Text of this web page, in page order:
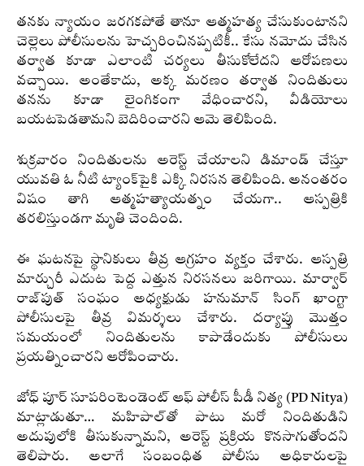
తనకు న్యాయం జరగకపోతే తానూ ఆత్మహత్య చేసుకుంటానని
చెల్లెలు పోలీసులను హెచ్చరించినప్పటికీ.. కేసు నమోదు చేసిన
తర్వాత కూడా ఎలాంటి చర్యలు తీసుకోలేదని ఆరోపణలు
వచ్చాయి. అంతేకాదు, అక్క మరణం తర్వాత నిందితులు
తనను కూడా లైంగికంగా వేధించారని, వీడియోలు
బయటపెడతామని బెదిరించారని ఆమె తెలిపింది.
శుక్రవారం నిందితులను అరెస్ట్‌ చేయాలని డిమాండ్ చేస్తూ
యువతి ఓ నీటి ట్యాంక్‌పైకి ఎక్కి నిరసన తెలిపింది. అనంతరం
విషం తాగి ఆత్మహత్యాయత్నం చేయగా.. ఆస్పత్రికి
తరలిస్తుండగా మృతి చెందింది.
ఈ ఘటనపై స్థానికులు తీవ్ర ఆగ్రహం వ్యక్తం చేశారు. ఆస్పత్రి
మార్చురీ ఎదుట పెద్ద ఎత్తున నిరసనలు జరిగాయి. మార్వార్‌
రాజ్‌పుత్‌ సంఘం అధ్యక్షుడు హనుమాన్‌ సింగ్‌ ఖాంగ్టా
పోలీసులపై తీవ్ర విమర్శలు చేశారు. దర్యాప్తు మొత్తం
సమయంలో నిందితులను కాపాడేందుకు పోలీసులు
ప్రయత్నించారని ఆరోపించారు.
జోధ్ పూర్ సూపరింటెండెంట్ ఆఫ్ పోలీస్ పీడీ నిత్య (PD Nitya)
మాట్లాడుతూ… మహిపాల్‌తో పాటు మరో నిందితుడిని
అదుపులోకి తీసుకున్నామని, అరెస్ట్‌ ప్రక్రియ కొనసాగుతోందని
తెలిపారు. అలాగే సంబంధిత పోలీసు అధికారులపై